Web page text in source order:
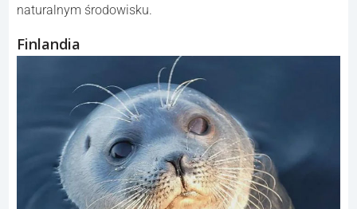
naturalnym środowisku.
Finlandia